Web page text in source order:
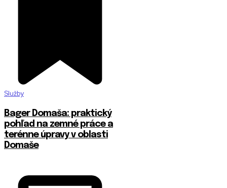
Služby
Bager Domaša: praktický
pohľad na zemné práce a
terénne úpravy v oblasti
Domaše